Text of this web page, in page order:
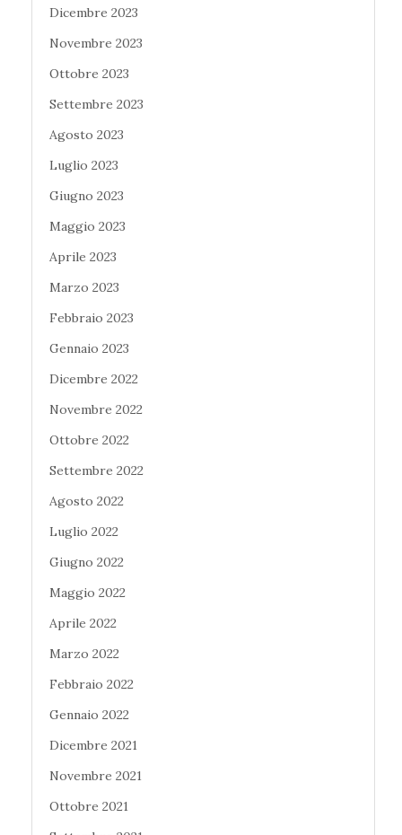
Dicembre 2023
Novembre 2023
Ottobre 2023
Settembre 2023
Agosto 2023
Luglio 2023
Giugno 2023
Maggio 2023
Aprile 2023
Marzo 2023
Febbraio 2023
Gennaio 2023
Dicembre 2022
Novembre 2022
Ottobre 2022
Settembre 2022
Agosto 2022
Luglio 2022
Giugno 2022
Maggio 2022
Aprile 2022
Marzo 2022
Febbraio 2022
Gennaio 2022
Dicembre 2021
Novembre 2021
Ottobre 2021